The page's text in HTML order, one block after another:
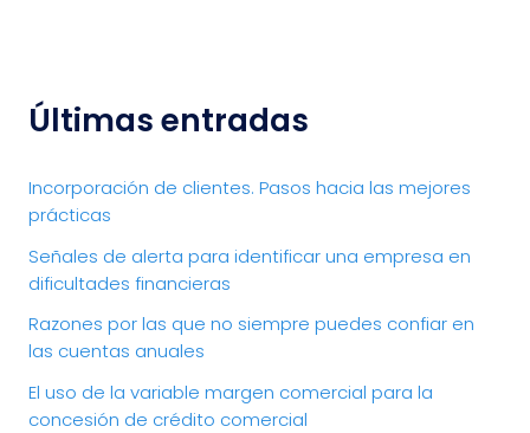
Últimas entradas
Incorporación de clientes. Pasos hacia las mejores
prácticas
Señales de alerta para identificar una empresa en
dificultades financieras
Razones por las que no siempre puedes confiar en
las cuentas anuales
El uso de la variable margen comercial para la
concesión de crédito comercial